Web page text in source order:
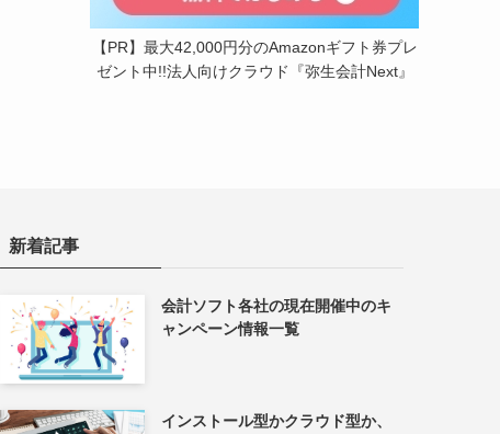
【PR】最大42,000円分のAmazonギフト券プレ
ゼント中!!法人向けクラウド『弥生会計Next』
新着記事
会計ソフト各社の現在開催中のキ
ャンペーン情報一覧
インストール型かクラウド型か、